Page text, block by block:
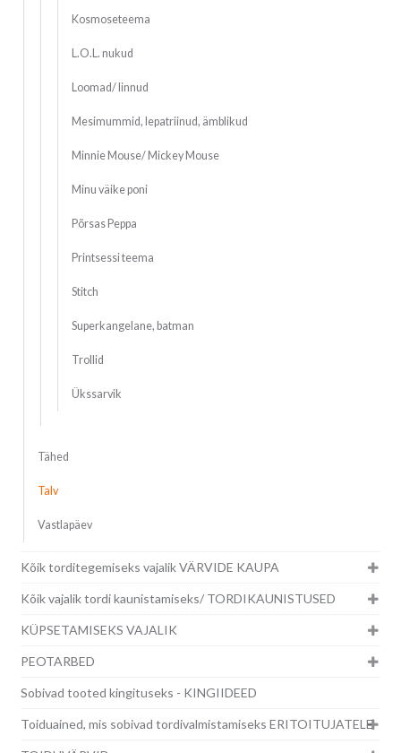
Kosmoseteema
L.O.L. nukud
Loomad/ linnud
Mesimummid, lepatriinud, ämblikud
Minnie Mouse/ Mickey Mouse
Minu väike poni
Põrsas Peppa
Printsessi teema
Stitch
Superkangelane, batman
Trollid
Ükssarvik
Tähed
Talv
Vastlapäev
Kõik torditegemiseks vajalik VÄRVIDE KAUPA
Kõik vajalik tordi kaunistamiseks/ TORDIKAUNISTUSED
KÜPSETAMISEKS VAJALIK
PEOTARBED
Sobivad tooted kingituseks - KINGIIDEED
Toiduained, mis sobivad tordivalmistamiseks ERITOITUJATELE